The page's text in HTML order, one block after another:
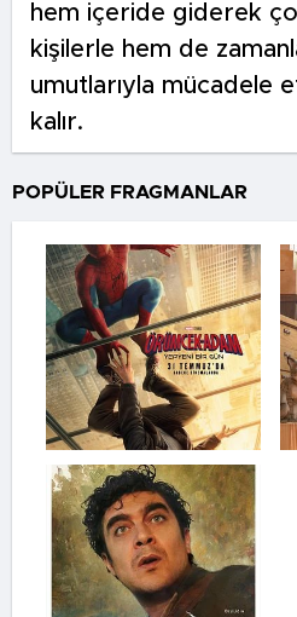
hem içeride giderek
kişilerle hem de
umutlarıyla mücadele
kalır.
POPÜLER FRAGMANLAR